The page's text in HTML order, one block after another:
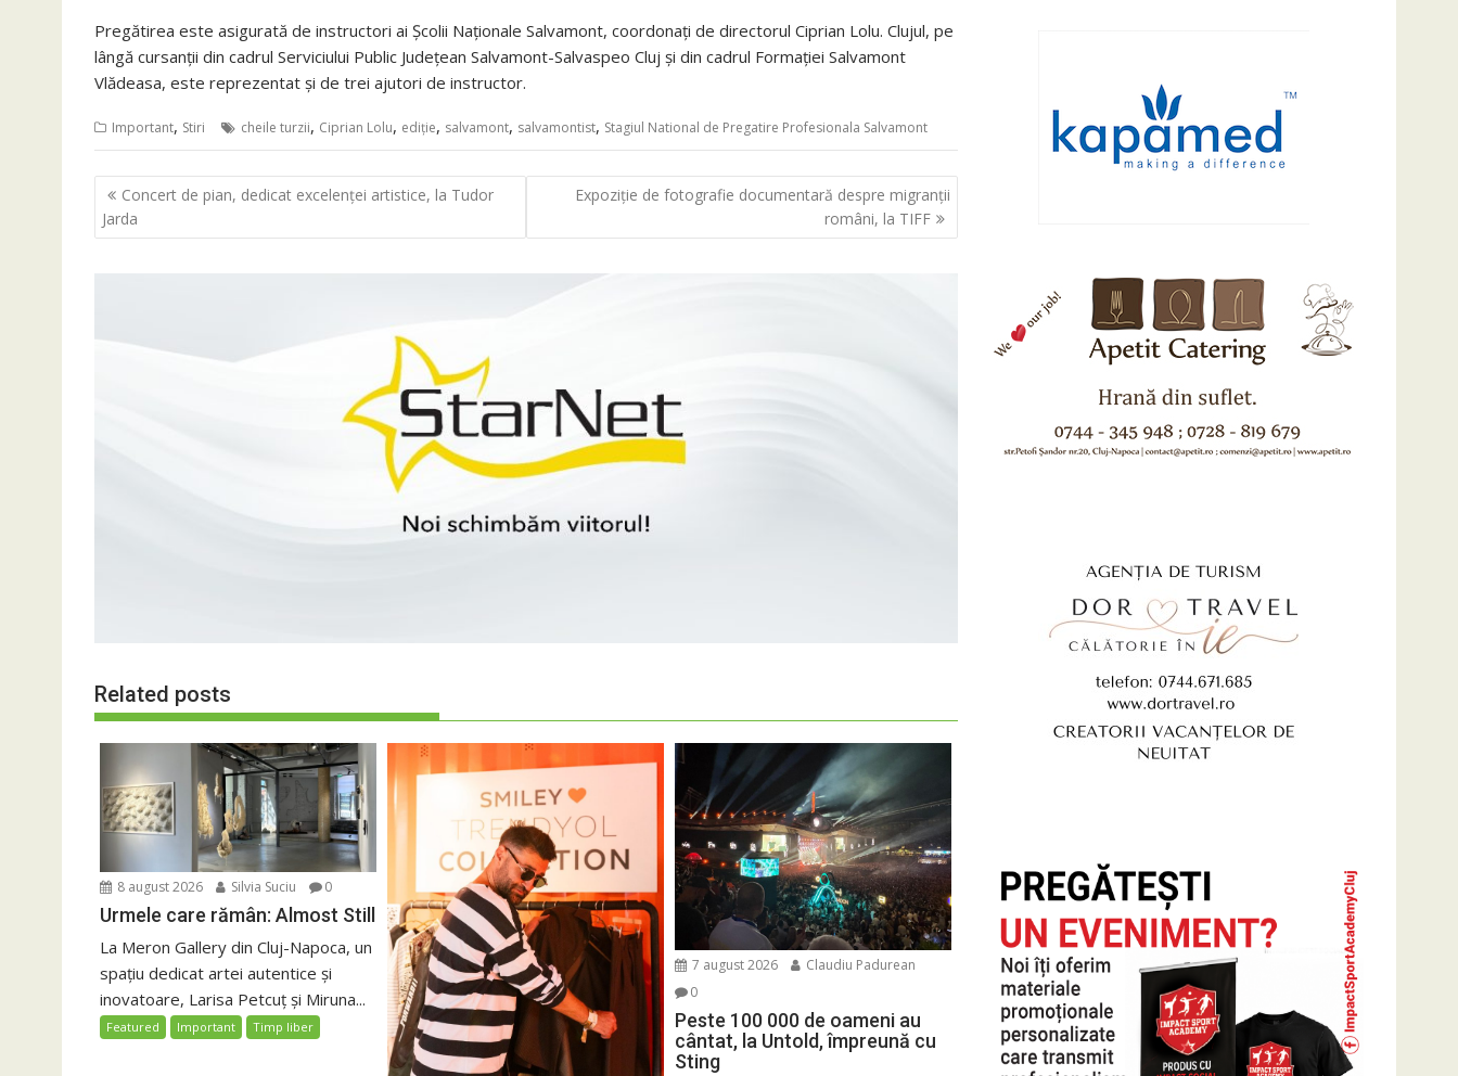
Pregătirea este asigurată de instructori ai Școlii Naționale Salvamont, coordonați de directorul Ciprian Lolu. Clujul, pe
lângă cursanții din cadrul Serviciului Public Județean Salvamont-Salvaspeo Cluj și din cadrul Formației Salvamont
Vlădeasa, este reprezentat și de trei ajutori de instructor.
Important, Stiri cheile turzii, Ciprian Lolu, ediţie, salvamont, salvamontist, Stagiul National de Pregatire Profesionala Salvamont
Navigare
în
articole
Concert de pian, dedicat excelenței artistice, la Tudor
Jarda
Expoziție de fotografie documentară despre migranții
români, la TIFF
Related posts
8 august 2026 Silvia Suciu 0
Urmele care rămân: Almost Still
La Meron Gallery din Cluj-Napoca, un
spațiu dedicat artei autentice și
inovatoare, Larisa Petcuț și Miruna...
Featured Important Timp liber
7 august 2026
Claudiu Padurean
0
Peste 100 000 de oameni au
cântat, la Untold, împreună cu
Sting